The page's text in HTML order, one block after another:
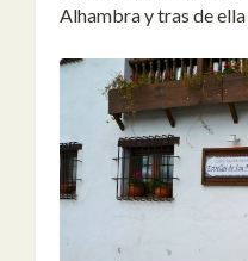
Alhambra y tras de